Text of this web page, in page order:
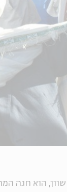
הוא חגה